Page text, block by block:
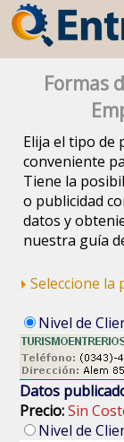
Formas
Elija el tipo de
conveniente
Tiene la
o publicidad
datos y
nuestra guía
Seleccione la
Nivel de
Datos
Precio:Sin
Nivel de